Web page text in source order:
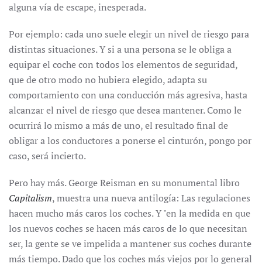
alguna vía de escape, inesperada.
Por ejemplo: cada uno suele elegir un nivel de riesgo para
distintas situaciones. Y si a una persona se le obliga a
equipar el coche con todos los elementos de seguridad,
que de otro modo no hubiera elegido, adapta su
comportamiento con una conducción más agresiva, hasta
alcanzar el nivel de riesgo que desea mantener. Como le
ocurrirá lo mismo a más de uno, el resultado final de
obligar a los conductores a ponerse el cinturón, pongo por
caso, será incierto.
Pero hay más. George Reisman en su monumental libro
Capitalism, muestra una nueva antilogía: Las regulaciones
hacen mucho más caros los coches. Y "en la medida en que
los nuevos coches se hacen más caros de lo que necesitan
ser, la gente se ve impelida a mantener sus coches durante
más tiempo. Dado que los coches más viejos por lo general